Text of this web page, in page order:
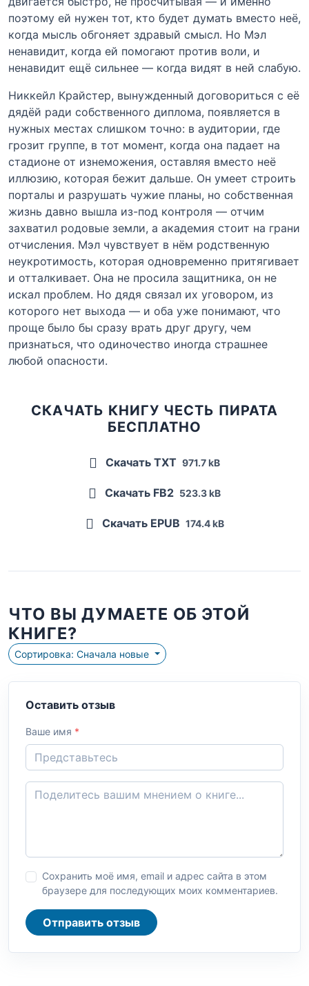
поэтому ей нужен тот, кто будет думать вместо неё,
когда мысль обгоняет здравый смысл. Но Мэл
ненавидит, когда ей помогают против воли, и
ненавидит ещё сильнее — когда видят в ней слабую.
Никкейл Крайстер, вынужденный договориться с её
дядёй ради собственного диплома, появляется в
нужных местах слишком точно: в аудитории, где
грозит группе, в тот момент, когда она падает на
стадионе от изнеможения, оставляя вместо неё
иллюзию, которая бежит дальше. Он умеет строить
порталы и разрушать чужие планы, но собственная
жизнь давно вышла из-под контроля — отчим
захватил родовые земли, а академия стоит на грани
отчисления. Мэл чувствует в нём родственную
неукротимость, которая одновременно притягивает
и отталкивает. Она не просила защитника, он не
искал проблем. Но дядя связал их уговором, из
которого нет выхода — и оба уже понимают, что
проще было бы сразу врать друг другу, чем
признаться, что одиночество иногда страшнее
любой опасности.
СКАЧАТЬ КНИГУ ЧЕСТЬ ПИРАТА
БЕСПЛАТНО
Скачать TXT 971.7 kB
Скачать FB2 523.3 kB
Скачать EPUB 174.4 kB
ЧТО ВЫ ДУМАЕТЕ ОБ ЭТОЙ
КНИГЕ?
Сортировка: Сначала новые
Оставить отзыв
Ваше имя *
Сохранить моё имя, email и адрес сайта в этом
браузере для последующих моих комментариев.
Отправить отзыв